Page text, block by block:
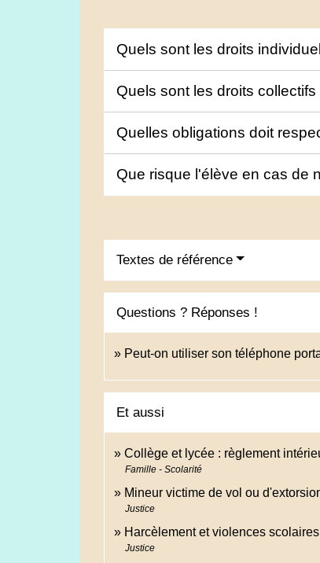
Quels sont les droits
Quels sont les droits
Quelles obligations doit
Que risque l'élève en cas de
Textes de référence
Questions ? Réponses !
Peut-on utiliser son téléphone
Et aussi
Collège et lycée : règlement
Famille - Scolarité
Mineur victime de vol ou
Justice
Harcèlement et violences
Justice